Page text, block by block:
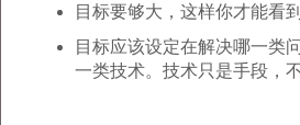
目标要够大，这样你才能看
目标应该设定在解决哪一类
一类技术。技术只是手段，